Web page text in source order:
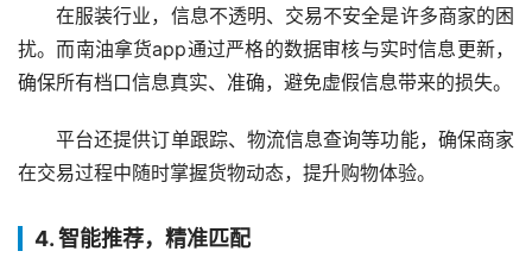
在服装行业，信息不透明、交易不安全是许多商家的困
扰。而南油拿货app通过严格的数据审核与实时信息更新，
确保所有档口信息真实、准确，避免虚假信息带来的损失。
平台还提供订单跟踪、物流信息查询等功能，确保商家
在交易过程中随时掌握货物动态，提升购物体验。
4. 智能推荐，精准匹配